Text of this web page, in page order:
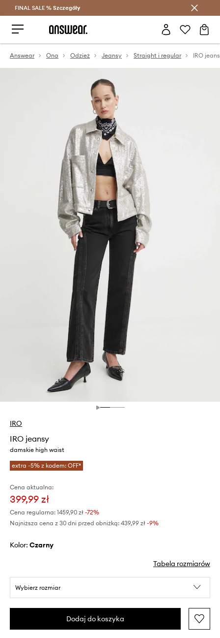
Oszczędzaj z Answear Club >
FINAL SALE % Szczegóły
Answear Ona Odzież Jeansy Straight i regular IRO
IRO
IRO jeansy
damskie high waist
extra -5% z kodem: OFF*
Cena aktualna:
399,99 zł
Cena regularna: 1459,90 zł -72%
Najniższa cena z 30 dni przed obniżką: 439,99 zł -9%
Kolor: czarny
Tabela rozmiarów
Wybierz rozmiar
Dodaj do koszyka